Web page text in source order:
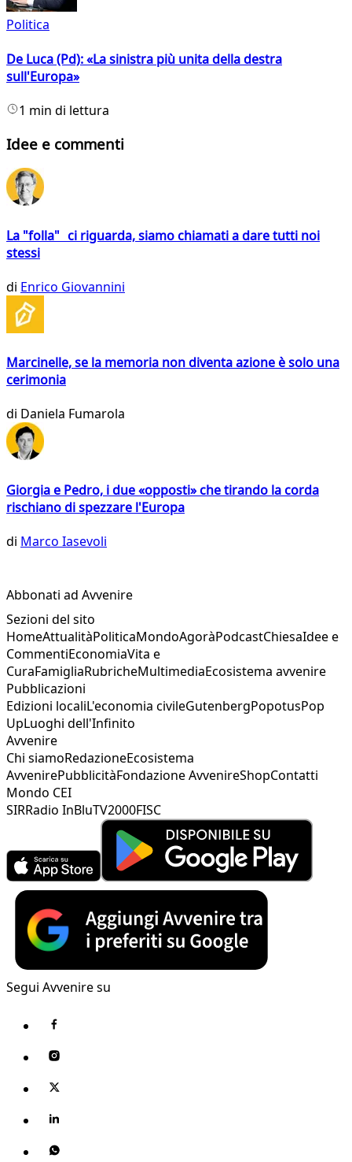
Politica
De Luca (Pd): «La sinistra più unita della destra
sull'Europa»
1 min di lettura
Idee e commenti
La "folla" ci riguarda, siamo chiamati a dare tutti noi
stessi
di Enrico Giovannini
Marcinelle, se la memoria non diventa azione è solo una
cerimonia
di Daniela Fumarola
Giorgia e Pedro, i due «opposti» che tirando la corda
rischiano di spezzare l'Europa
di Marco Iasevoli
Abbonati ad Avvenire
Sezioni del sito
HomeAttualitàPoliticaMondoAgoràPodcastChiesaIdee e
CommentiEconomiaVita e
CuraFamigliaRubricheMultimediaEcosistema avvenire
Pubblicazioni
Edizioni localiL'economia civileGutenbergPopotusPop
UpLuoghi dell'Infinito
Avvenire
Chi siamoRedazioneEcosistema
AvvenirePubblicitàFondazione AvvenireShopContatti
Mondo CEI
SIRRadio InBluTV2000FISC
Segui Avvenire su